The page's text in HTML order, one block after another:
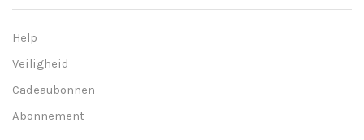
Help
Veiligheid
Cadeaubonnen
Abonnement